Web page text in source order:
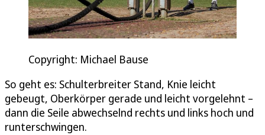
Copyright: Michael Bause
So geht es: Schulterbreiter Stand, Knie leicht
gebeugt, Oberkörper gerade und leicht vorgelehnt –
dann die Seile abwechselnd rechts und links hoch und
runterschwingen.